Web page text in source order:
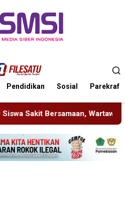
Pendidikan Sosial Parekraf
Sempat Terhalang Masuk